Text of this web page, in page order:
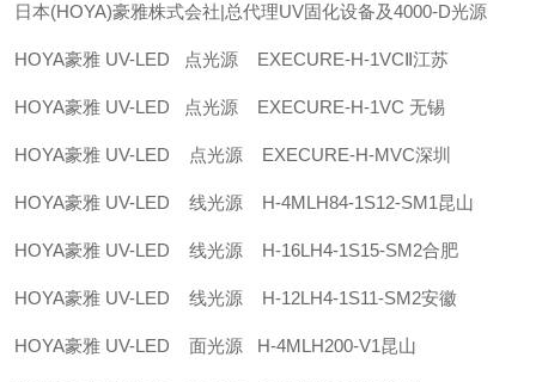
日本(HOYA)豪雅株式会社|总代理UV固化设备及4000-D光源
HOYA豪雅 UV-LED 点光源 EXECURE-H-1VCⅡ江苏
HOYA豪雅 UV-LED 点光源 EXECURE-H-1VC 无锡
HOYA豪雅 UV-LED 点光源 EXECURE-H-MVC深圳
HOYA豪雅 UV-LED 线光源 H-4MLH84-1S12-SM1昆山
HOYA豪雅 UV-LED 线光源 H-16LH4-1S15-SM2合肥
HOYA豪雅 UV-LED 线光源 H-12LH4-1S11-SM2安徽
HOYA豪雅 UV-LED 面光源 H-4MLH200-V1昆山